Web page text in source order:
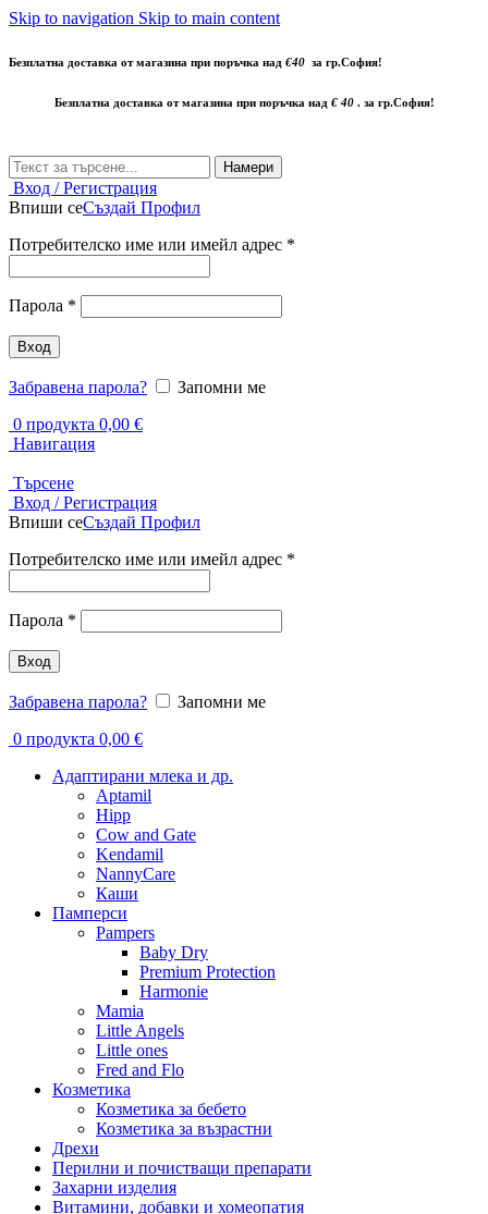
Skip to navigation Skip to main content
Безплатна доставка от магазина при поръчка над €40 за гр.София!
Безплатна доставка от магазина при поръчка над € 40 . за гр.София!
Намери
Вход / Регистрация
Впиши сеСъздай Профил
Потребителско име или имейл адрес *
Парола *
Вход
Забравена парола?
Запомни ме
0 продукта 0,00 €
Навигация
Търсене
Вход / Регистрация
Впиши сеСъздай Профил
Потребителско име или имейл адрес *
Парола *
Вход
Забравена парола?
Запомни ме
0 продукта 0,00 €
Адаптирани млека и др.
Aptamil
Hipp
Cow and Gate
Kendamil
NannyCare
Каши
Памперси
Pampers
Baby Dry
Premium Protection
Harmonie
Mamia
Little Angels
Little ones
Fred and Flo
Козметика
Козметика за бебето
Козметика за възрастни
Дрехи
Перилни и почистващи препарати
Захарни изделия
Витамини, добавки и хомеопатия